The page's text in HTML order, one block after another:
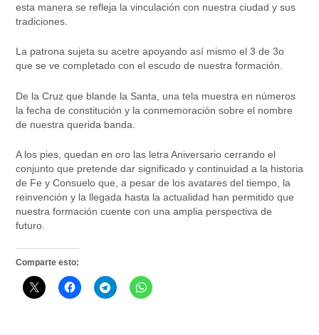
esta manera se refleja la vinculación con nuestra ciudad y sus
tradiciones.
La patrona sujeta su acetre apoyando así mismo el 3 de 3o
que se ve completado con el escudo de nuestra formación.
De la Cruz que blande la Santa, una tela muestra en números
la fecha de constitución y la conmemoración sobre el nombre
de nuestra querida banda.
A los pies, quedan en oro las letra Aniversario cerrando el
conjunto que pretende dar significado y continuidad a la historia
de Fe y Consuelo que, a pesar de los avatares del tiempo, la
reinvención y la llegada hasta la actualidad han permitido que
nuestra formación cuente con una amplia perspectiva de
futuro.
Comparte esto: